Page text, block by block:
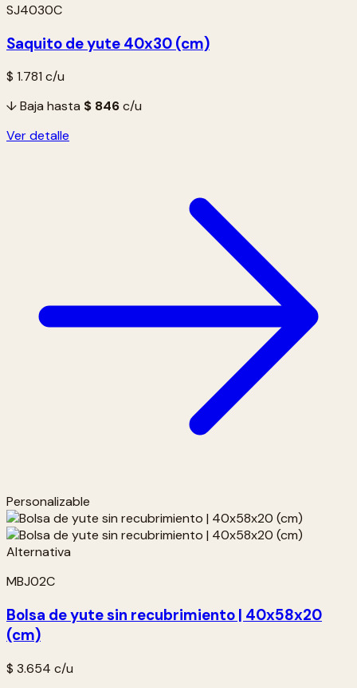
SJ4030C
Saquito de yute 40x30 (cm)
$ 1.781 c/u
↓ Baja hasta $ 846c/u
Ver detalle
Personalizable
MBJ02C
Bolsa de yute sin recubrimiento | 40x58x20
(cm)
$ 3.654 c/u